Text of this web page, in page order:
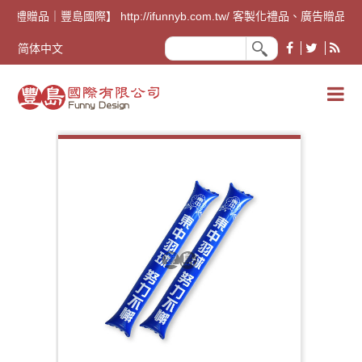
禮贈品｜豐島國際】 http://ifunnyb.com.tw/ 客製化禮品、廣告贈品
简体中文